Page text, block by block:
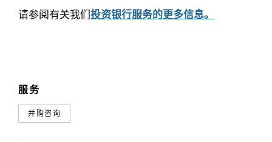
服务
并购咨询
请参阅有关我们 投资银行服务的更多信息。